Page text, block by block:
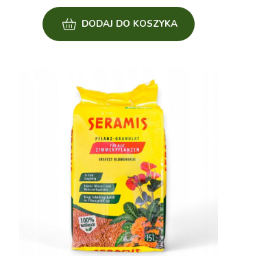
DODAJ DO KOSZYKA